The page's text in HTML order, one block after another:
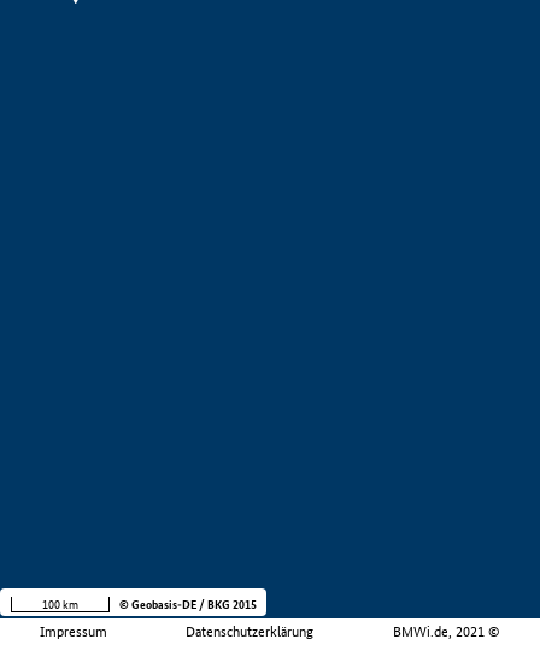
Impressum Datenschutzerklärung BMWi.de, 2021 ©
100 km © Geobasis-DE / BKG 2015